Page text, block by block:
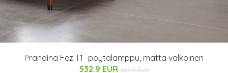
Prandina Fez T1 -pöytälamppu, matta valkoinen
532.9 EUR 665.9 EUR